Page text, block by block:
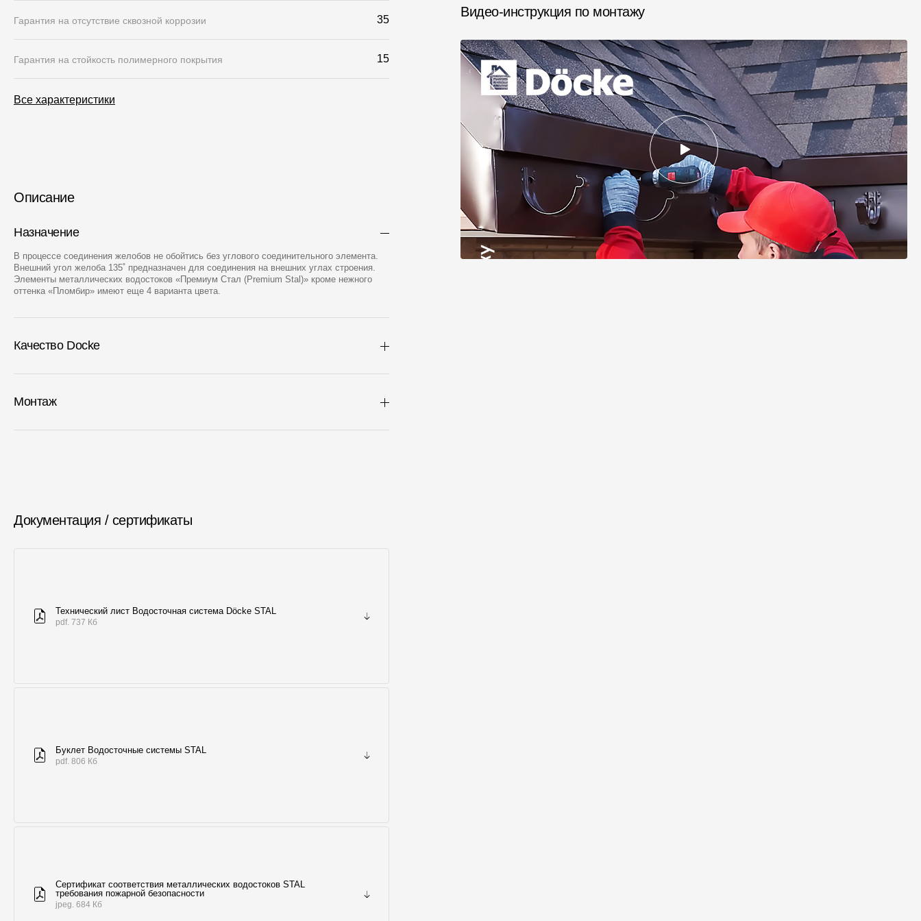
Гарантия на отсутствие сквозной коррозии 35
Гарантия на стойкость полимерного покрытия 15
Все характеристики
Описание
Назначение
В процессе соединения желобов не обойтись без углового соединительного элемента.
Внешний угол желоба 135˚ предназначен для соединения на внешних углах строения.
Элементы металлических водостоков «Премиум Стал (Premium Stal)» кроме нежного
оттенка «Пломбир» имеют еще 4 варианта цвета.
Качество Docke
Монтаж
Документация / сертификаты
Технический лист Водосточная система Döcke STAL
pdf. 737 Кб
Буклет Водосточные системы STAL
pdf. 806 Кб
Сертификат соответствия металлических водостоков STAL
требования пожарной безопасности
jpeg. 684 Кб
Видео-инструкция по монтажу